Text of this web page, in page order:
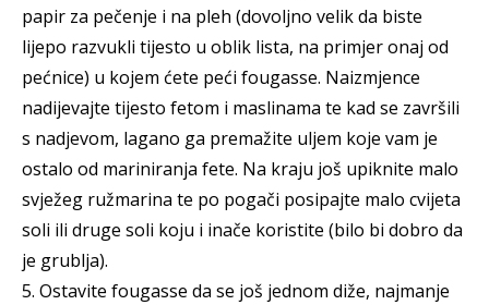
papir za pečenje i na pleh (dovoljno velik da biste
lijepo razvukli tijesto u oblik lista, na primjer onaj od
pećnice) u kojem ćete peći fougasse. Naizmjence
nadijevajte tijesto fetom i maslinama te kad se završili
s nadjevom, lagano ga premažite uljem koje vam je
ostalo od mariniranja fete. Na kraju još upiknite malo
svježeg ružmarina te po pogači posipajte malo cvijeta
soli ili druge soli koju i inače koristite (bilo bi dobro da
je grublja).
5. Ostavite fougasse da se još jednom diže, najmanje